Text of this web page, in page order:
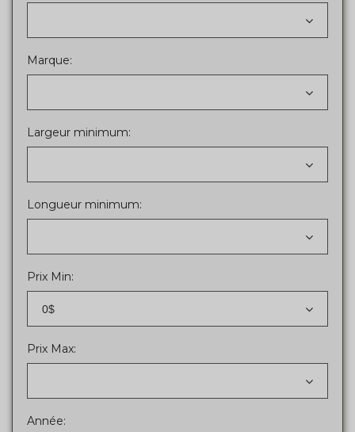
Marque:
Largeur minimum:
Longueur minimum:
Prix Min:
0$
Prix Max:
Année: